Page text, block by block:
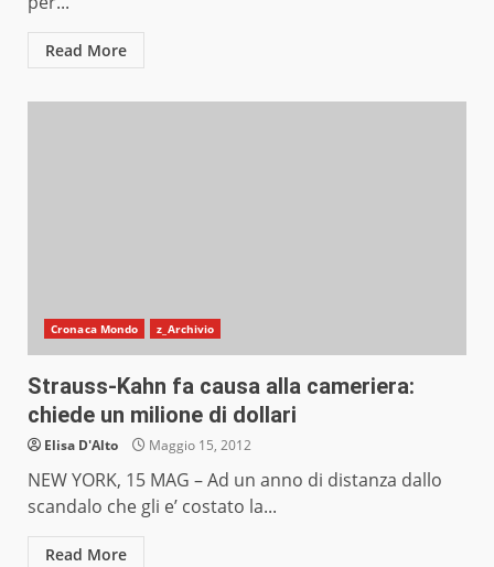
Read More
Cronaca Mondo z_Archivio
Strauss-Kahn fa causa alla cameriera:
chiede un milione di dollari
Elisa D'Alto Maggio 15, 2012
NEW YORK, 15 MAG – Ad un anno di distanza dallo
scandalo che gli e’ costato la...
Read More